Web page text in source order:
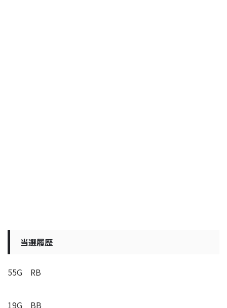
当選履歴
55G RB
19G BB